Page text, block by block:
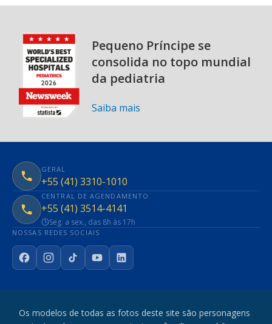
Pequeno Príncipe se
consolida no topo mundial
da pediatria
Saiba mais
GERAL
+55 (41) 3310-1010
CENTRAL DE AGENDAMENTO
+55 (41) 3514-4141
Seg. a sex., das 8h às 17h
NOSSAS REDES SOCIAIS
FacebookInstagram
TikTokYouTubeLinkedIn
Os modelos de todas as fotos deste site são personagens